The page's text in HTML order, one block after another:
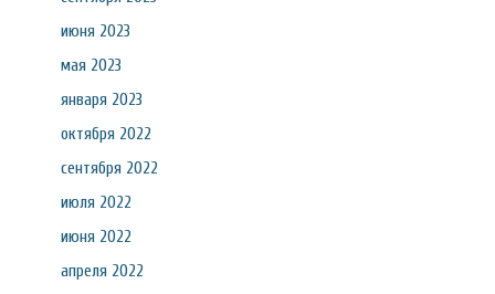
июня 2023
мая 2023
января 2023
октября 2022
сентября 2022
июля 2022
июня 2022
апреля 2022